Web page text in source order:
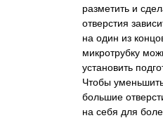
разметить и
отверстия
на один из
микротрубку
установить
Чтобы
большие
на себя для